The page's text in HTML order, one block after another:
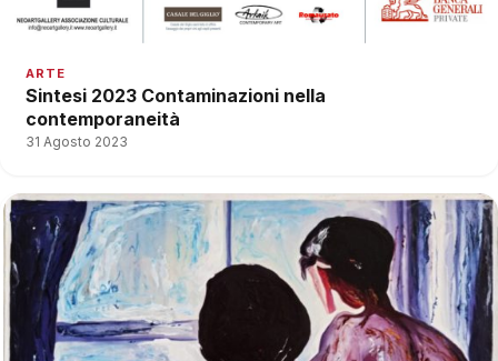
ARTE
Sintesi 2023 Contaminazioni nella
contemporaneità
31 Agosto 2023